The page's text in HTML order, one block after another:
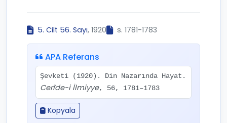
5. Cilt 56. Sayı, 1920 s. 1781-1783
APA Referans
Şevketi (1920). Din Nazarında Hayat.
Cerîde-i İlmiyye, 56, 1781–1783
Kopyala